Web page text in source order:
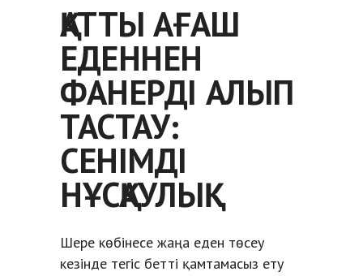
ҚАТТЫ АҒАШ
ЕДЕННЕН
ФАНЕРДІ АЛЫП
ТАСТАУ:
СЕНІМДІ
НҰСҚАУЛЫҚ
Шере көбінесе жаңа еден төсеу
кезінде тегіс бетті қамтамасыз ету